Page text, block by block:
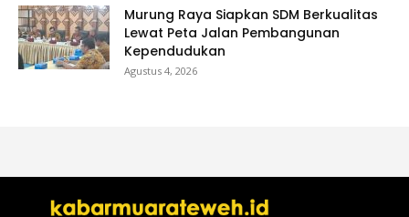
Murung Raya Siapkan SDM Berkualitas
Lewat Peta Jalan Pembangunan
Kependudukan
Agustus 4, 2026